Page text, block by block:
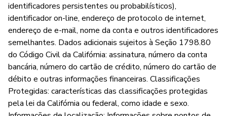
identificadores persistentes ou probabilísticos),
identificador on-line, endereço de protocolo de internet,
endereço de e-mail, nome da conta e outros identificadores
semelhantes. Dados adicionais sujeitos à Seção 1798.80
do Código Civil da Califórnia: assinatura, número da conta
bancária, número do cartão de crédito, número do cartão de
débito e outras informações financeiras. Classificações
Protegidas: características das classificações protegidas
pela lei da Califórnia ou federal, como idade e sexo.